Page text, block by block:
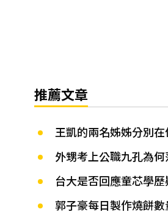
推薦文章
王凱的兩名姊姊分別在
外甥考上公職九孔為何
台大是否回應童芯學歷
郭子豪每日製作燒餅數